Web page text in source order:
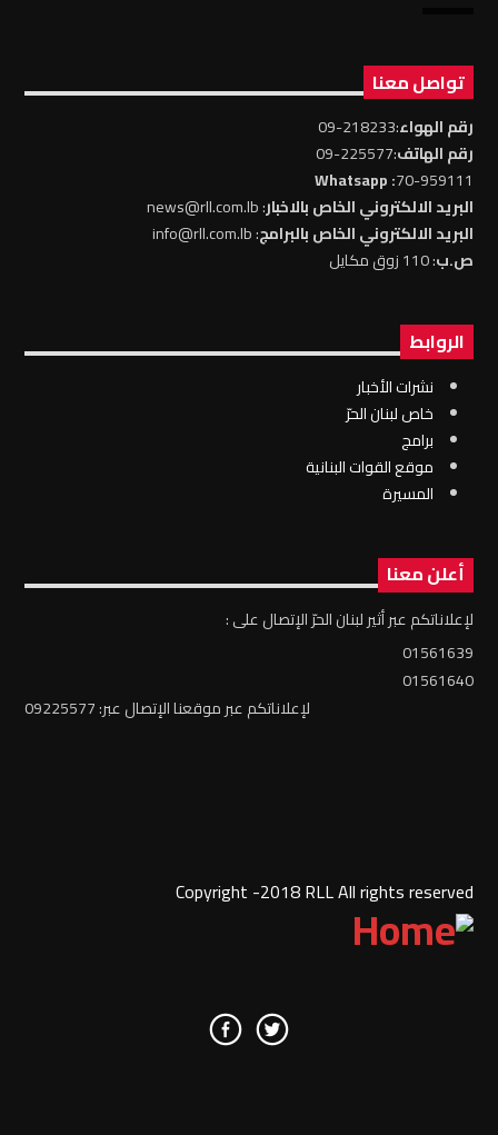
تواصل معنا
رقم الهواء:218233-09
رقم الهاتف:225577-09
70-959111
: Whatsapp
البريد الالكتروني الخاص بالاخبار: news@rll.com.lb
البريد الالكتروني الخاص بالبرامج: info@rll.com.lb
ص.ب: 110 زوق مكايل
الروابط
نشرات الأخبار
خاص لبنان الحرّ
برامج
موقع القوات البنانية
المسيرة
أعلن معنا
لإعلاناتكم عبر أثير لبنان الحرّ الإتصال على :
01561639
01561640
لإعلاناتكم عبر موقعنا الإتصال عبر: 09225577
Copyright -2018 RLL All rights reserved